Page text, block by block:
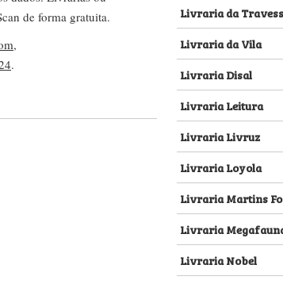
de forma gratuita.
,
.
Livraria da
Livraria da Vila
Livraria Disal
Livraria Leitura
Livraria Livruz
Livraria Loyola
Livraria Martins
Livraria
Livraria Nobel